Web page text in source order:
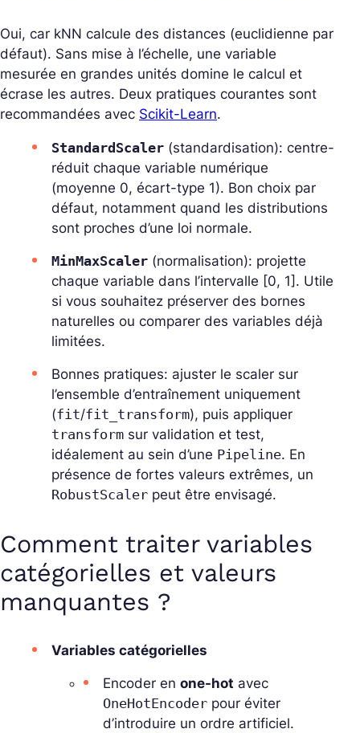
Oui, car kNN calcule des distances (euclidienne par
défaut). Sans mise à l’échelle, une variable
mesurée en grandes unités domine le calcul et
écrase les autres. Deux pratiques courantes sont
recommandées avec Scikit-Learn.
StandardScaler (standardisation): centre-
réduit chaque variable numérique
(moyenne 0, écart-type 1). Bon choix par
défaut, notamment quand les distributions
sont proches d’une loi normale.
MinMaxScaler (normalisation): projette
chaque variable dans l’intervalle [0, 1]. Utile
si vous souhaitez préserver des bornes
naturelles ou comparer des variables déjà
limitées.
Bonnes pratiques: ajuster le scaler sur
l’ensemble d’entraînement uniquement
(fit/fit_transform), puis appliquer
transform sur validation et test,
idéalement au sein d’une Pipeline. En
présence de fortes valeurs extrêmes, un
RobustScaler peut être envisagé.
Comment traiter variables
catégorielles et valeurs
manquantes ?
Variables catégorielles
Encoder en one-hot avec
OneHotEncoder pour éviter
d’introduire un ordre artificiel.